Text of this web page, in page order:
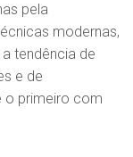
pela
modernas,
tendência de
e de
o primeiro com